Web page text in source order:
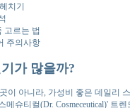
치기
고르는 법
주의사항
가 많을까?
이 아니라, 가성비 좋은 데일리
슈티컬(Dr. Cosmeceutical)'